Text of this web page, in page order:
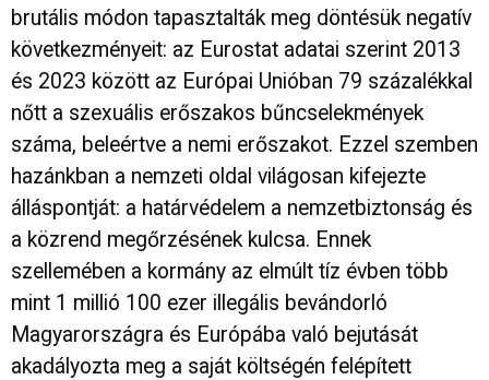
brutális módon tapasztalták meg döntésük negatív
következményeit: az Eurostat adatai szerint 2013
és 2023 között az Európai Unióban 79 százalékkal
nőtt a szexuális erőszakos bűncselekmények
száma, beleértve a nemi erőszakot. Ezzel szemben
hazánkban a nemzeti oldal világosan kifejezte
álláspontját: a határvédelem a nemzetbiztonság és
a közrend megőrzésének kulcsa. Ennek
szellemében a kormány az elmúlt tíz évben több
mint 1 millió 100 ezer illegális bevándorló
Magyarországra és Európába való bejutását
akadályozta meg a saját költségén felépített